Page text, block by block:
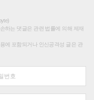
하는 댓글은 관련 법률에 의해 제재
에 포함되거나 인신공격성 글은 관